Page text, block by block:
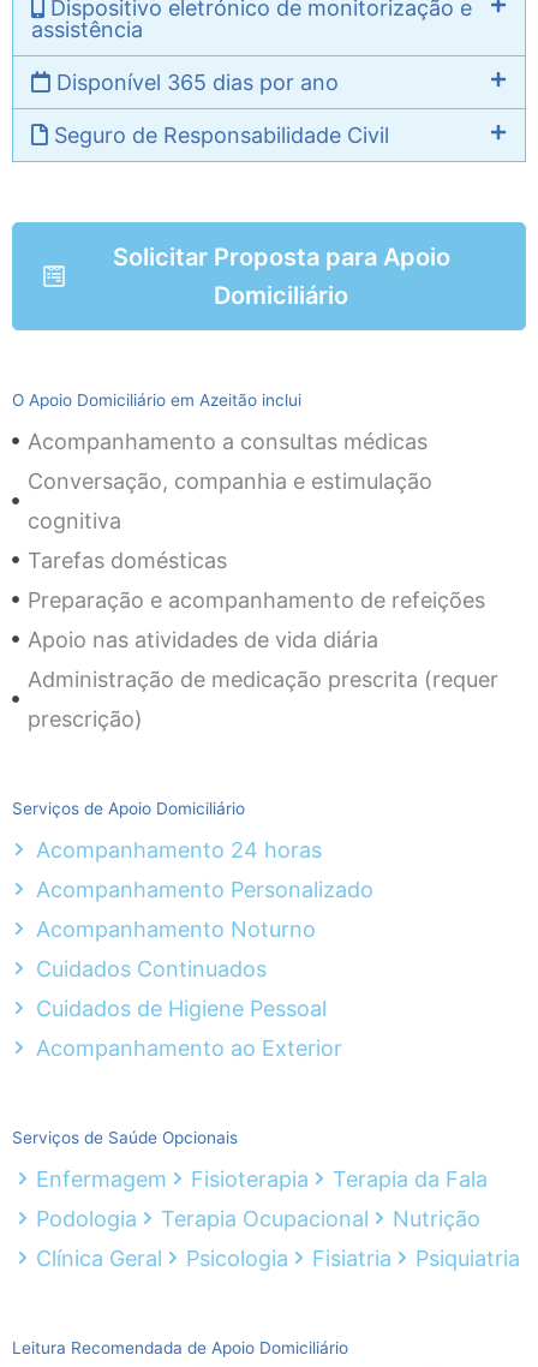
Dispositivo eletrónico de monitorização e
assistência
Disponível 365 dias por ano
Seguro de Responsabilidade Civil
Solicitar Proposta para Apoio
Domiciliário
O Apoio Domiciliário em Azeitão inclui
Acompanhamento a consultas médicas
Conversação, companhia e estimulação
cognitiva
Tarefas domésticas
Preparação e acompanhamento de refeições
Apoio nas atividades de vida diária
Administração de medicação prescrita (requer
prescrição)
Serviços de Apoio Domiciliário
Acompanhamento 24 horas
Acompanhamento Personalizado
Acompanhamento Noturno
Cuidados Continuados
Cuidados de Higiene Pessoal
Acompanhamento ao Exterior
Serviços de Saúde Opcionais
Enfermagem Fisioterapia
Terapia da Fala
Podologia
Terapia Ocupacional
Nutrição
Clínica Geral
Psicologia Fisiatria Psiquiatria
Leitura Recomendada de Apoio Domiciliário